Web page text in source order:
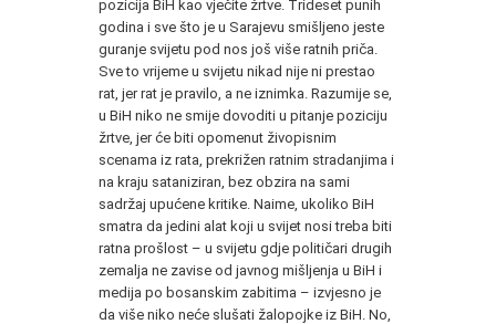
pozicija BiH kao vječite žrtve. Trideset punih
godina i sve što je u Sarajevu smišljeno jeste
guranje svijetu pod nos još više ratnih priča.
Sve to vrijeme u svijetu nikad nije ni prestao
rat, jer rat je pravilo, a ne iznimka. Razumije se,
u BiH niko ne smije dovoditi u pitanje poziciju
žrtve, jer će biti opomenut živopisnim
scenama iz rata, prekrižen ratnim stradanjima i
na kraju sataniziran, bez obzira na sami
sadržaj upućene kritike. Naime, ukoliko BiH
smatra da jedini alat koji u svijet nosi treba biti
ratna prošlost – u svijetu gdje političari drugih
zemalja ne zavise od javnog mišljenja u BiH i
medija po bosanskim zabitima – izvjesno je
da više niko neće slušati žalopojke iz BiH. No,